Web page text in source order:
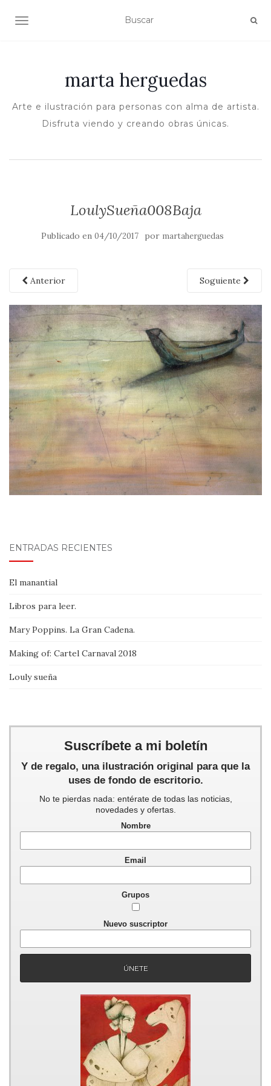
ALTERNAR NAVEGACIÓN
marta herguedas
Arte e ilustración para personas con alma de artista.
Disfruta viendo y creando obras únicas.
LoulySueña008Baja
Publicado en 04/10/2017 por martaherguedas
Anterior Soguiente
ENTRADAS RECIENTES
El manantial
Libros para leer.
Mary Poppins. La Gran Cadena.
Making of: Cartel Carnaval 2018
Louly sueña
Suscríbete a mi boletín
Y de regalo, una ilustración original para que la
uses de fondo de escritorio.
No te pierdas nada: entérate de todas las noticias,
novedades y ofertas.
Nombre
Email
Grupos
Nuevo suscriptor